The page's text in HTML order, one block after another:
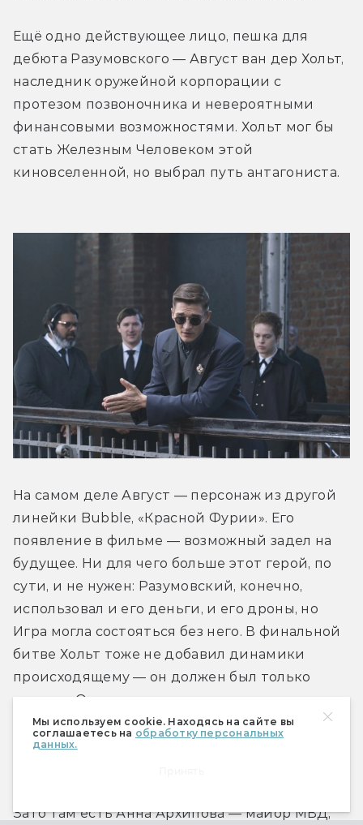
Мы используем cookie. Находясь на сайте вы
соглашаетесь на обработку персональных
данных.
Ещё одно действующее лицо, пешка для
дебюта Разумовского — Август ван дер Хольт,
наследник оружейной корпорации с
протезом позвоночника и невероятными
финансовыми возможностями. Хольт мог бы
стать Железным Человеком этой
киновселенной, но выбрал путь антагониста.
На самом деле Август — персонаж из другой
линейки Bubble, «Красной Фурии». Его
появление в фильме — возможный задел на
будущее. Ни для чего больше этот герой, по
сути, и не нужен: Разумовский, конечно,
использовал и его деньги, и его дроны, но
Игра могла состояться без него. В финальной
битве Хольт тоже не добавил динамики
происходящему — он должен был только
отвлечь Олега и дать главному герою шанс
выжить.
Зато там есть Анна Архипова — майор МВД,